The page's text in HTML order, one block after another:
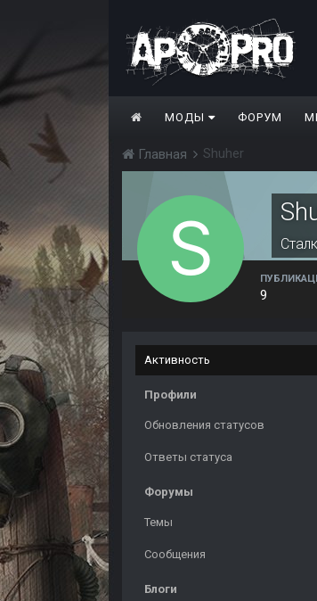
МОДЫ ФОРУМ
Главная Shuher
9
Активность
Профили
Обновления статусов
Ответы статуса
Форумы
Темы
Сообщения
Блоги